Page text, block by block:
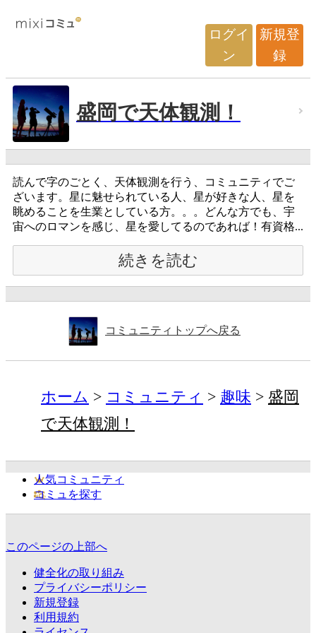
ログイ
ン
新規登
録
盛岡で天体観測！
読んで字のごとく、天体観測を行う、コミュニティでご
ざいます。星に魅せられている人、星が好きな人、星を
眺めることを生業としている方。。。どんな方でも、宇
宙へのロマンを感じ、星を愛してるのであれば！有資格...
続きを読む
コミュニティトップへ戻る
ホーム コミュニティ 趣味
盛岡
で天体観測！
人気コミュニティ
コミュを探す
このページの上部へ
健全化の取り組み
プライバシーポリシー
新規登録
利用規約